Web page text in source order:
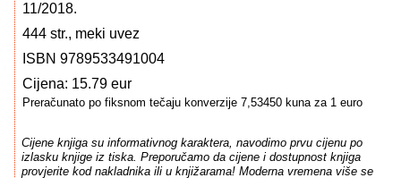
11/2018.
444 str., meki uvez
ISBN 9789533491004
Cijena: 15.79 eur
Preračunato po fiksnom tečaju konverzije 7,53450 kuna za 1 euro
Cijene knjiga su informativnog karaktera, navodimo prvu cijenu po
izlasku knjige iz tiska. Preporučamo da cijene i dostupnost knjiga
provjerite kod nakladnika ili u knjižarama! Moderna vremena više se